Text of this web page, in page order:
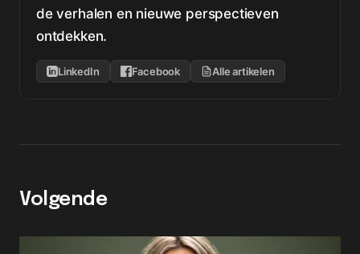
de verhalen en nieuwe perspectieven
ontdekken.
LinkedIn Facebook Alle artikelen
Volgende